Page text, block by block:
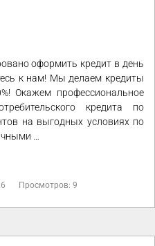
оформить кредит в день
к нам! Мы делаем кредиты
Окажем профессиональное
кредита по
на выгодных условиях по
…
Просмотров: 9